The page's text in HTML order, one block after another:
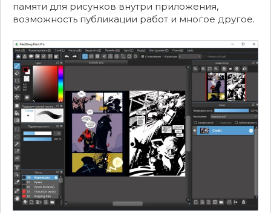
памяти для рисунков внутри приложения,
возможность публикации работ и многое другое.